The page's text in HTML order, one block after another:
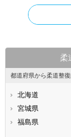
柔
都道府県から柔道整
北海道
宮城県
福島県